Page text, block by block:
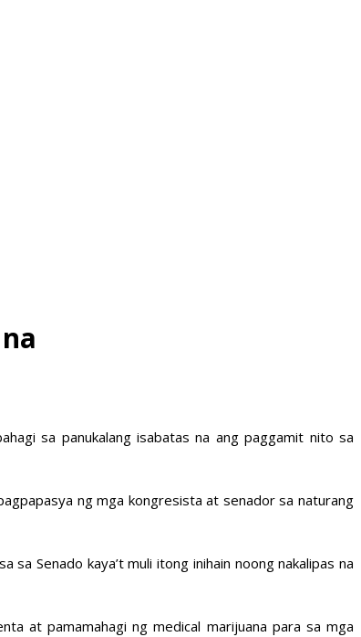
sa panukalang isabatas na ang paggamit nito sa
ng mga kongresista at senador sa naturang
Senado kaya’t muli itong inihain noong nakalipas na
at pamamahagi ng medical marijuana para sa mga